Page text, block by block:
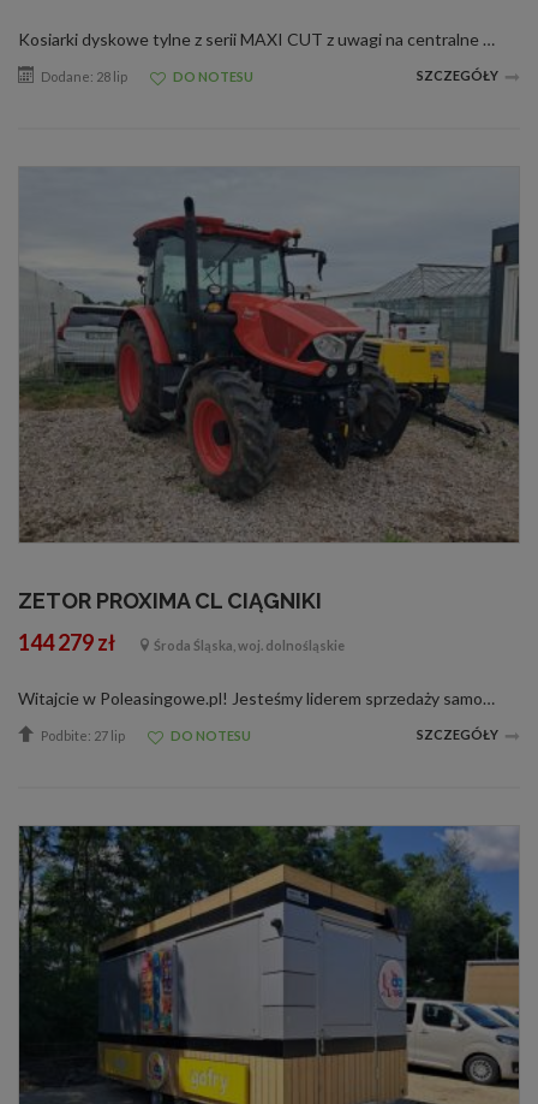
Kosiarki dyskowe tylne z serii MAXI CUT z uwagi na centralne zawieszenie listwy tnącej są optymalnym wyborem do intensywnej pracy na zróżnicowanych terenach. Oferują wysoki komfort i jakość cięcia roślin zielonkowych. Szereg nowoczesnych rozwi...
Dodane: 28 lip DO NOTESU SZCZEGÓŁY
ZETOR PROXIMA CL CIĄGNIKI
144 279 zł Środa Śląska, woj. dolnośląskie
Witajcie w Poleasingowe.pl! Jesteśmy liderem sprzedaży samochodów poleasingowych, poflotowych i powindykacyjnych. Mamy dla was świetną okazję! Zobaczcie ZETOR PROXIMA CL wraz z raportami stanu technicznego. W razie jakichkolwiek pytań, dane kon...
Podbite: 27 lip DO NOTESU SZCZEGÓŁY